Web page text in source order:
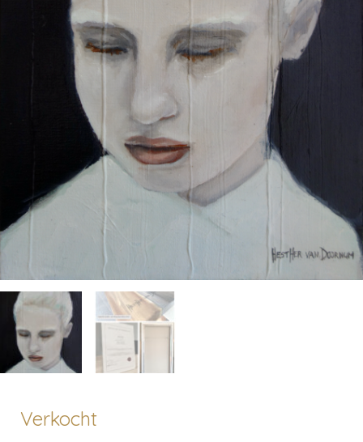
Verkocht